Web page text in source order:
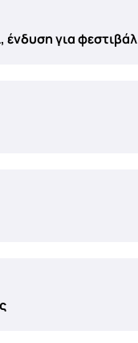
ένδυση για φεστιβάλ